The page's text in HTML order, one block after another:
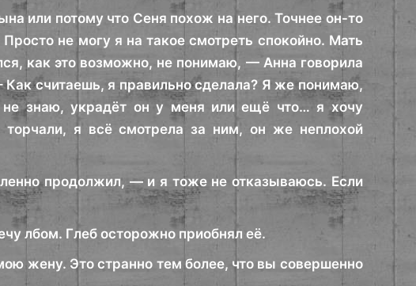
или потому что Сеня похож на него. Точнее он-то
не могу я на такое смотреть спокойно. Мать
как это возможно, не понимаю, — Анна говорила
Как считаешь, я правильно сделала? Я же понимаю,
знаю, украдёт он у меня или ещё что… я хочу
я всё смотрела за ним, он же неплохой
продолжил, — и я тоже не отказываюсь. Если
лбом. Глеб осторожно приобнял её.
жену. Это странно тем более, что вы совершенно